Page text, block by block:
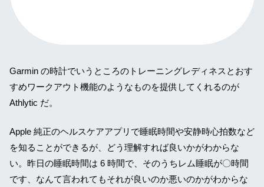
Garmin の時計でいうところのトレーニングレディネスとおす
すめワークアウト機能のようなものを提供してくれるのが
Athlytic だ。
Apple 純正のヘルスケアアプリで睡眠時間や安静時心拍数など
を知ることができるが、どう理解すれば良いかがわからな
い。昨日の睡眠時間は 6 時間で、そのうちレム睡眠が〇時間
です、なんて言われてもそれが良いのか悪いのかがわからな